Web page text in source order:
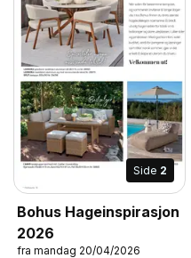
Side 2
Bohus Hageinspirasjon
2026
fra mandag 20/04/2026